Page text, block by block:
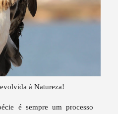
à Natureza!
é sempre um processo